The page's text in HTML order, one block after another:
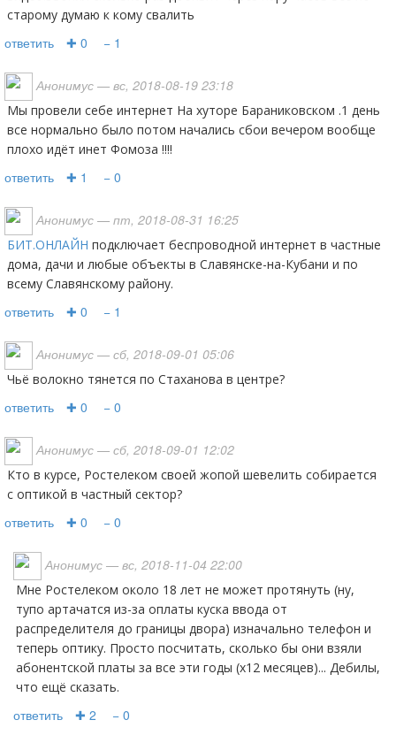
старому думаю к кому свалить
ответить ✚ 0 − 1
Анонимус — вс, 2018-08-19 23:18
Мы провели себе интернет На хуторе Бараниковском .1 день
все нормально было потом начались сбои вечером вообще
плохо идёт инет Фомоза !!!!
ответить ✚ 1 − 0
Анонимус — пт, 2018-08-31 16:25
БИТ.ОНЛАЙН подключает беспроводной интернет в частные
дома, дачи и любые объекты в Славянске-на-Кубани и по
всему Славянскому району.
ответить ✚ 0 − 1
Анонимус — сб, 2018-09-01 05:06
Чьё волокно тянется по Стаханова в центре?
ответить ✚ 0 − 0
Анонимус — сб, 2018-09-01 12:02
Кто в курсе, Ростелеком своей жопой шевелить собирается
с оптикой в частный сектор?
ответить ✚ 0 − 0
Анонимус — вс, 2018-11-04 22:00
Мне Ростелеком около 18 лет не может протянуть (ну,
тупо артачатся из-за оплаты куска ввода от
распределителя до границы двора) изначально телефон и
теперь оптику. Просто посчитать, сколько бы они взяли
абонентской платы за все эти годы (х12 месяцев)... Дебилы,
что ещё сказать.
ответить ✚ 2 − 0